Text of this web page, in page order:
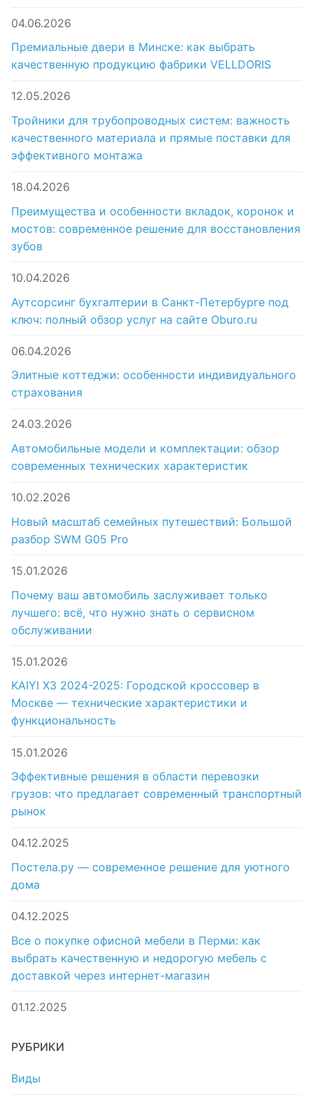
04.06.2026
Премиальные двери в Минске: как выбрать
качественную продукцию фабрики VELLDORIS
12.05.2026
Тройники для трубопроводных систем: важность
качественного материала и прямые поставки для
эффективного монтажа
18.04.2026
Преимущества и особенности вкладок, коронок и
мостов: современное решение для восстановления
зубов
10.04.2026
Аутсорсинг бухгалтерии в Санкт-Петербурге под
ключ: полный обзор услуг на сайте Oburo.ru
06.04.2026
Элитные коттеджи: особенности индивидуального
страхования
24.03.2026
Автомобильные модели и комплектации: обзор
современных технических характеристик
10.02.2026
Новый масштаб семейных путешествий: Большой
разбор SWM G05 Pro
15.01.2026
Почему ваш автомобиль заслуживает только
лучшего: всё, что нужно знать о сервисном
обслуживании
15.01.2026
KAIYI X3 2024-2025: Городской кроссовер в
Москве — технические характеристики и
функциональность
15.01.2026
Эффективные решения в области перевозки
грузов: что предлагает современный транспортный
рынок
04.12.2025
Постела.ру — современное решение для уютного
дома
04.12.2025
Все о покупке офисной мебели в Перми: как
выбрать качественную и недорогую мебель с
доставкой через интернет-магазин
01.12.2025
РУБРИКИ
Виды